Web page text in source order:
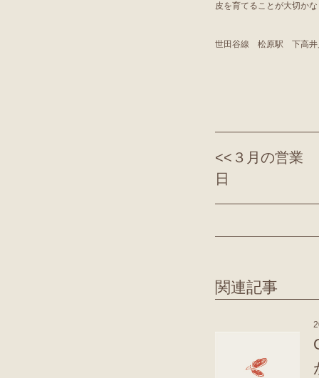
皮を育てることが大切か
世田谷線 松原駅 下高
<< ３月の営業
日
関連記事